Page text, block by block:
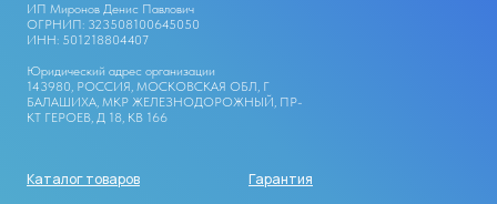
ИП Миронов Денис Павлович
ОГРНИП: 323508100645050
ИНН: 501218804407
Юридический адрес организации
143980, РОССИЯ, МОСКОВСКАЯ ОБЛ, Г
БАЛАШИХА, МКР ЖЕЛЕЗНОДОРОЖНЫЙ, ПР-
КТ ГЕРОЕВ, Д 18, КВ 166
Каталог товаров
Гарантия